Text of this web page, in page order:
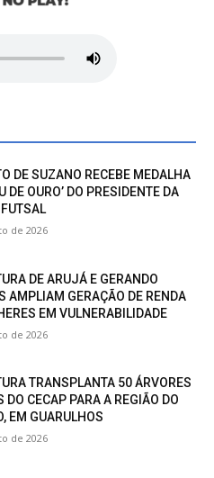
DE SUZANO RECEBE MEDALHA
DE OURO’ DO PRESIDENTE DA
de 2026
DE ARUJÁ E GERANDO
AMPLIAM GERAÇÃO DE RENDA
EM VULNERABILIDADE
de 2026
TRANSPLANTA 50 ÁRVORES
DO CECAP PARA A REGIÃO DO
EM GUARULHOS
de 2026